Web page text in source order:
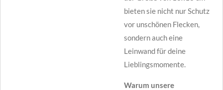
bieten sie nicht nur Schutz
vor unschönen Flecken,
sondern auch eine
Leinwand für deine
Lieblingsmomente.
Warum unsere